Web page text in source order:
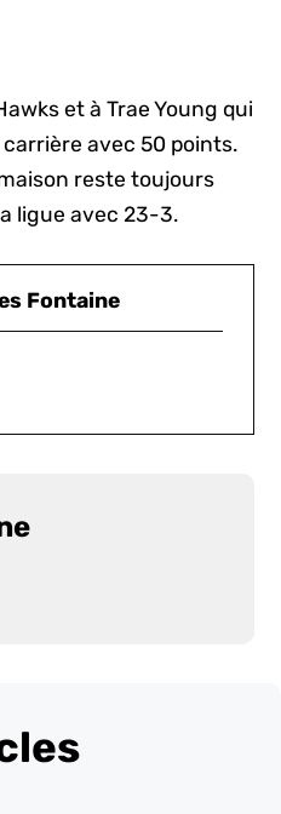
et à Trae Young qui
avec 50 points.
reste toujours
ligue avec 23-3.
Fontaine